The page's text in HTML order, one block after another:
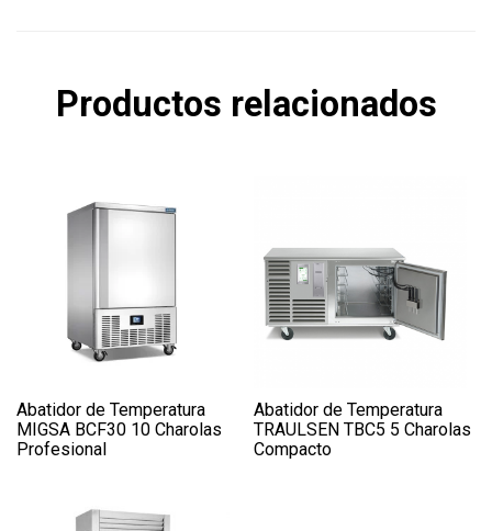
Productos relacionados
Abatidor de Temperatura
MIGSA BCF30 10 Charolas
Profesional
Abatidor de Temperatura
TRAULSEN TBC5 5 Charolas
Compacto